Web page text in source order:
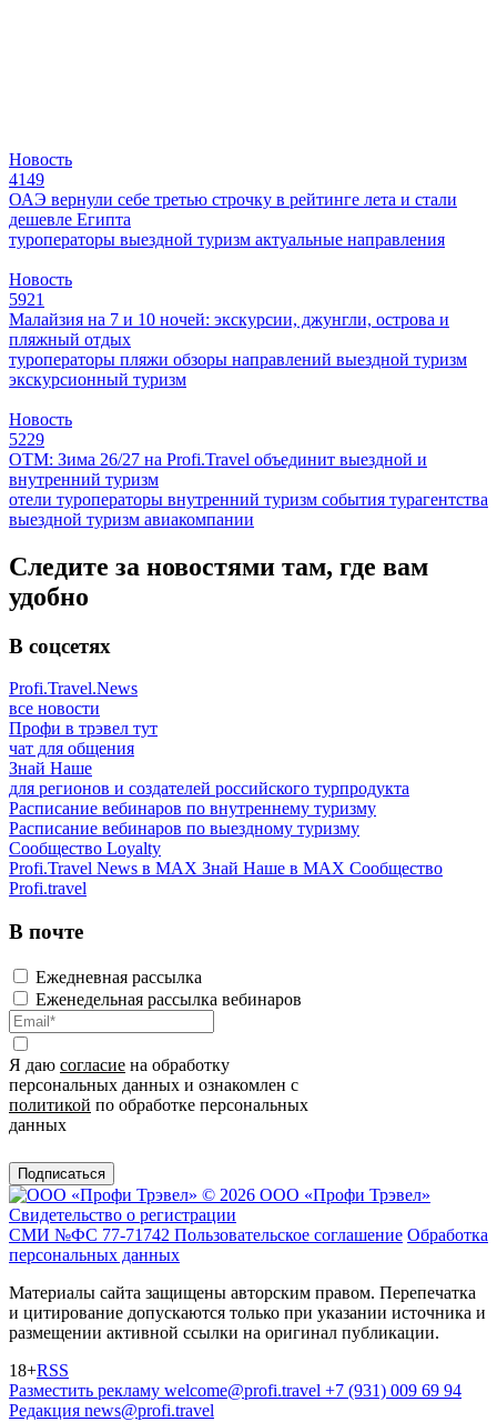
Новость
4149
ОАЭ вернули себе третью строчку в рейтинге лета и стали
дешевле Египта
туроператоры выездной туризм актуальные направления
Новость
5921
Малайзия на 7 и 10 ночей: экскурсии, джунгли, острова и
пляжный отдых
туроператоры пляжи обзоры направлений выездной туризм
экскурсионный туризм
Новость
5229
ОТМ: Зима 26/27 на Profi.Travel объединит выездной и
внутренний туризм
отели туроператоры внутренний туризм события турагентства
выездной туризм авиакомпании
Следите за новостями там, где вам
удобно
В соцсетях
Profi.Travel.News
все новости
Профи в трэвел тут
чат для общения
Знай Наше
для регионов и создателей российского турпродукта
Расписание вебинаров по внутреннему туризму
Расписание вебинаров по выездному туризму
Сообщество Loyalty
Profi.Travel News в MAX Знай Наше в MAX Сообщество
Profi.travel
В почте
Ежедневная рассылка
Еженедельная рассылка вебинаров
Я даю согласие на обработку
персональных данных и ознакомлен с
политикой по обработке персональных
данных
Подписаться
© 2026 ООО «Профи Трэвeл»
Свидетельство о регистрации
СМИ №ФС 77-71742 Пользовательское соглашение Обработка
персональных данных
Материалы сайта защищены авторским правом. Перепечатка
и цитирование допускаются только при указании источника и
размещении активной ссылки на оригинал публикации.
18+RSS
Разместить рекламу welcome@profi.travel +7 (931) 009 69 94
Редакция news@profi.travel